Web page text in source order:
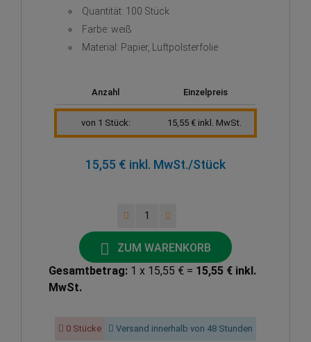
Quantität: 100 Stück
Farbe: weiß
Material: Papier, Luftpolsterfolie
Anzahl Einzelpreis
von 1 Stück: 15,55 € inkl. MwSt.
15,55 € inkl. MwSt./Stück
ZUM WARENKORB
Gesamtbetrag: 1 x 15,55 € = 15,55 € inkl.
MwSt.
0 Stücke Versand innerhalb von 48 Stunden